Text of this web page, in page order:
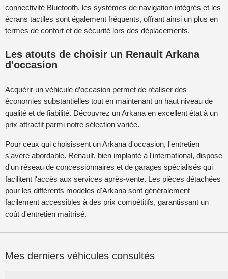
connectivité Bluetooth, les systèmes de navigation intégrés et les
écrans tactiles sont également fréquents, offrant ainsi un plus en
termes de confort et de sécurité lors des déplacements.
Les atouts de choisir un Renault Arkana
d'occasion
Acquérir un véhicule d’occasion permet de réaliser des
économies substantielles tout en maintenant un haut niveau de
qualité et de fiabilité. Découvrez un Arkana en excellent état à un
prix attractif parmi notre sélection variée.
Pour ceux qui choisissent un Arkana d'occasion, l'entretien
s'avère abordable. Renault, bien implanté à l'international, dispose
d'un réseau de concessionnaires et de garages spécialisés qui
facilitent l'accès aux services après-vente. Les pièces détachées
pour les différents modèles d'Arkana sont généralement
facilement accessibles à des prix compétitifs, garantissant un
coût d'entretien maîtrisé.
Mes derniers véhicules consultés